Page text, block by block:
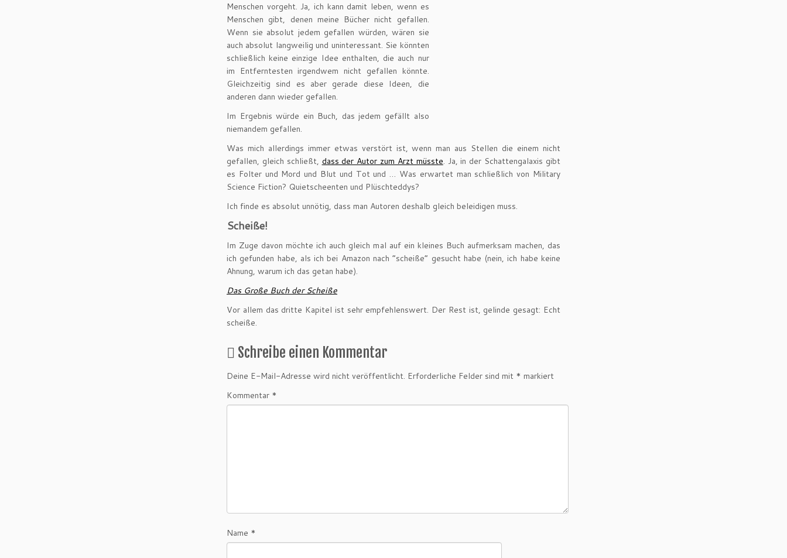
Menschen vorgeht. Ja, ich kann damit leben, wenn es
Menschen gibt, denen meine Bücher nicht gefallen.
Wenn sie absolut jedem gefallen würden, wären sie
auch absolut langweilig und uninteressant. Sie könnten
schließlich keine einzige Idee enthalten, die auch nur
im Entferntesten irgendwem nicht gefallen könnte.
Gleichzeitig sind es aber gerade diese Ideen, die
anderen dann wieder gefallen.
Im Ergebnis würde ein Buch, das jedem gefällt also
niemandem gefallen.
Was mich allerdings immer etwas verstört ist, wenn man aus Stellen die einem nicht
gefallen, gleich schließt, dass der Autor zum Arzt müsste. Ja, in der Schattengalaxis gibt
es Folter und Mord und Blut und Tot und … Was erwartet man schließlich von Military
Science Fiction? Quietscheenten und Plüschteddys?
Ich finde es absolut unnötig, dass man Autoren deshalb gleich beleidigen muss.
Scheiße!
Im Zuge davon möchte ich auch gleich mal auf ein kleines Buch aufmerksam machen, das
ich gefunden habe, als ich bei Amazon nach “scheiße” gesucht habe (nein, ich habe keine
Ahnung, warum ich das getan habe).
Das Große Buch der Scheiße
Vor allem das dritte Kapitel ist sehr empfehlenswert. Der Rest ist, gelinde gesagt: Echt
scheiße.
Schreibe einen Kommentar
Deine E-Mail-Adresse wird nicht veröffentlicht. Erforderliche Felder sind mit * markiert
Kommentar *
Name *